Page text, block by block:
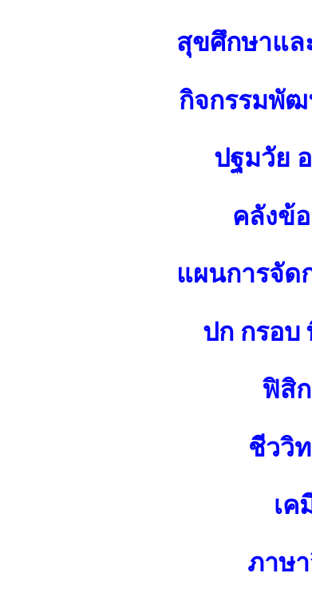
สุขศึกษาแล
กิจกรรมพัฒ
ปฐมวัย
คลังข้
แผนการจัด
ปก กรอบ
ฟิสิ
ชีววิ
เค
ภาษ